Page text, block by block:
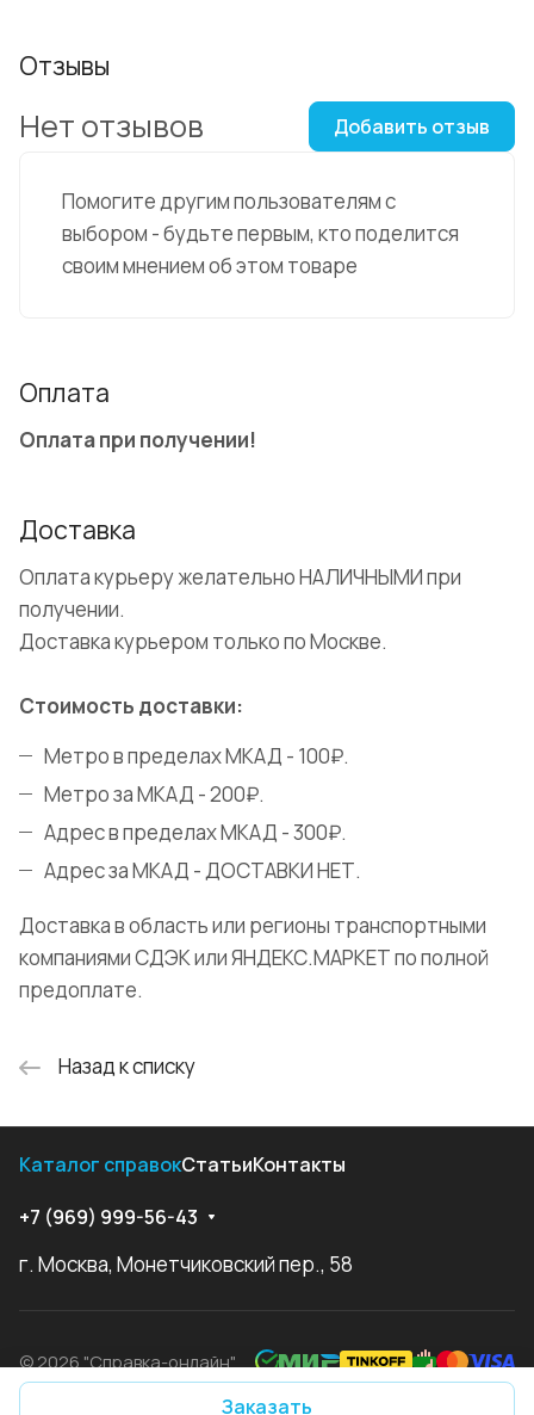
Заказать
Отзывы
Помогите другим пользователям с
выбором - будьте первым, кто поделится
своим мнением об этом товаре
Нет отзывов Добавить отзыв
Оплата
Оплата при получении!
Доставка
Оплата курьеру желательно НАЛИЧНЫМИ при
получении.
Доставка курьером только по Москве.
Стоимость доставки:
Метро в пределах МКАД - 100₽.
Метро за МКАД - 200₽.
Адрес в пределах МКАД - 300₽.
Адрес за МКАД - ДОСТАВКИ НЕТ.
Доставка в область или регионы транспортными
компаниями СДЭК или ЯНДЕКС.МАРКЕТ по полной
предоплате.
Назад к списку
Каталог справокСтатьиКонтакты
+7 (969) 999-56-43
г. Москва, Монетчиковский пер., 58
© 2026 "Справка-онлайн"